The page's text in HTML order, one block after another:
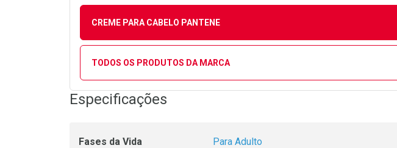
CREME PARA CABELO PANTENE
TODOS OS PRODUTOS DA MARCA
Especificações
Fases da Vida Para Adulto